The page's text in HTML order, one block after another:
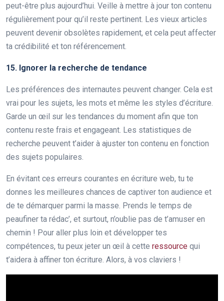
peut-être plus aujourd’hui. Veille à mettre à jour ton contenu
régulièrement pour qu’il reste pertinent. Les vieux articles
peuvent devenir obsolètes rapidement, et cela peut affecter
ta crédibilité et ton référencement.
15. Ignorer la recherche de tendance
Les préférences des internautes peuvent changer. Cela est
vrai pour les sujets, les mots et même les styles d’écriture.
Garde un œil sur les tendances du moment afin que ton
contenu reste frais et engageant. Les statistiques de
recherche peuvent t’aider à ajuster ton contenu en fonction
des sujets populaires.
En évitant ces erreurs courantes en écriture web, tu te
donnes les meilleures chances de captiver ton audience et
de te démarquer parmi la masse. Prends le temps de
peaufiner ta rédac’, et surtout, n’oublie pas de t’amuser en
chemin ! Pour aller plus loin et développer tes
compétences, tu peux jeter un œil à cette ressource qui
t’aidera à affiner ton écriture. Alors, à vos claviers !